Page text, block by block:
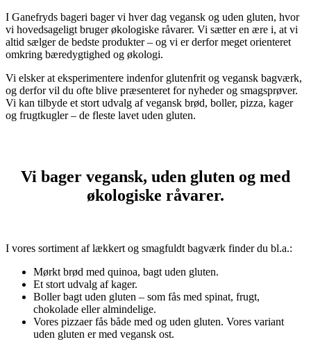
I Ganefryds bageri bager vi hver dag vegansk og uden gluten, hvor
vi hovedsageligt bruger økologiske råvarer. Vi sætter en ære i, at vi
altid sælger de bedste produkter – og vi er derfor meget orienteret
omkring bæredygtighed og økologi.
Vi elsker at eksperimentere indenfor glutenfrit og vegansk bagværk,
og derfor vil du ofte blive præsenteret for nyheder og smagsprøver.
Vi kan tilbyde et stort udvalg af vegansk brød, boller, pizza, kager
og frugtkugler – de fleste lavet uden gluten.
Vi bager vegansk, uden gluten og med
økologiske råvarer.
I vores sortiment af lækkert og smagfuldt bagværk finder du bl.a.:
Mørkt brød med quinoa, bagt uden gluten.
Et stort udvalg af kager.
Boller bagt uden gluten – som fås med spinat, frugt,
chokolade eller almindelige.
Vores pizzaer fås både med og uden gluten. Vores variant
uden gluten er med vegansk ost.